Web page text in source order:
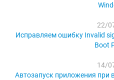
22/
Исправляем ошибку Invalid
Boot
14/
Автозапуск приложения при